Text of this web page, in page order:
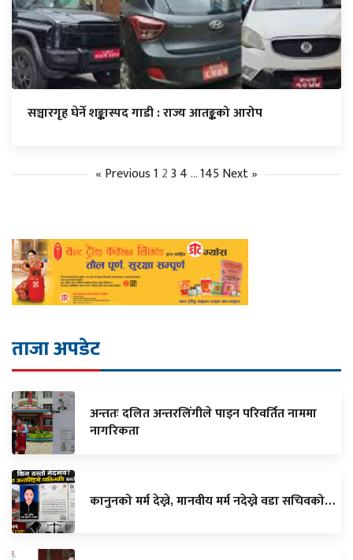
सञ्चारगृह घेर्ने शङ्कास्पद गाडी : राज्य आतङ्कको आरोप
« Previous1 23 4…145Next »
ताजा अपडेट
अन्ततः दलित अन्तरलिंगीले पाइन परिवर्तित नाममा
नागरिकता
कानुनको मर्म देख्ने, मानवीय मर्म नदेख्ने वडा सचिवको…